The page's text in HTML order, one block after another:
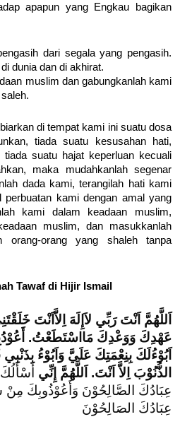
apapun yang Engkau bagikan
dari segala yang pengasih.
dunia dan di akhirat.
muslim dan gabungkanlah kami
di tempat kami ini suatu dosa
tiada suatu kesusahan hati,
tiada suatu hajat keperluan kecuali
maka mudahkanlah segenar
dada kami, terangilah hati kami
kami dengan amal yang
kami dalam keadaan muslim,
muslim, dan masukkanlah
orang-orang yang shaleh tanpa
Tawaf di Hijir Ismail
اَللَّهُمَّ اَنْتَ رَبِّي لاَإِلَهَ اِلاَّاَنْتَ
عَهْدِكَ وَوَعْدِكَ مَااسْتَطَعْتُ.
اَبُوْءُلَكَ بِنِعْمَتِكَ عَلَيَّ وَاَبُوْءُ بِذَنْبِي
الذُّنُوْبَ اِلاَّ اَنْتَ. اَللَّهُمَّ إِنِّي
عِبَادُكَ الصَّالِحُوْنَ وَأَعُوْذُوبِكَ مِنْ
عِبَادُكَ الصَالِحُوْنَ